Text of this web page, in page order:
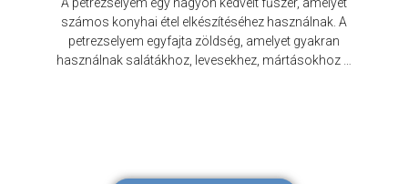
számos konyhai étel elkészítéséhez használnak. A
petrezselyem egyfajta zöldség, amelyet gyakran
használnak salátákhoz, levesekhez, mártásokhoz …